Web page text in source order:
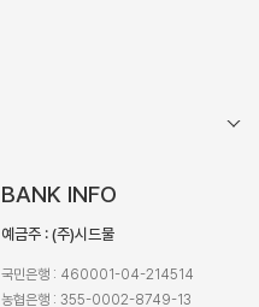
BANK INFO
예금주 : (주)시드물
국민은행 : 460001-04-214514
농협은행 : 355-0002-8749-13